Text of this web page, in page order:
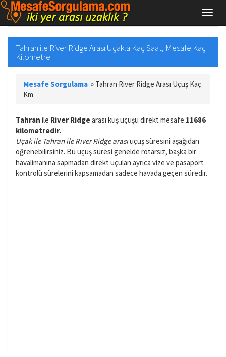
Tahran ile River Ridge Arası Uçakla Kaç Saat, Mesafe Kaç
Kilometre
Mesafe Sorgulama » Tahran River Ridge Arası Uçuş Kaç
Km
Tahran ile River Ridgearası kuş uçuşu direkt mesafe 11686
kilometredir.
Uçak ile Tahran ile River Ridge arasıuçuş süresini aşağıdan
öğrenebilirsiniz. Bu uçuş süresi genelde rötarsız, başka bir
havalimanına sapmadan direkt uçulan ayrıca vize ve pasaport
kontrolü sürelerini kapsamadan sadece havada geçen süredir.